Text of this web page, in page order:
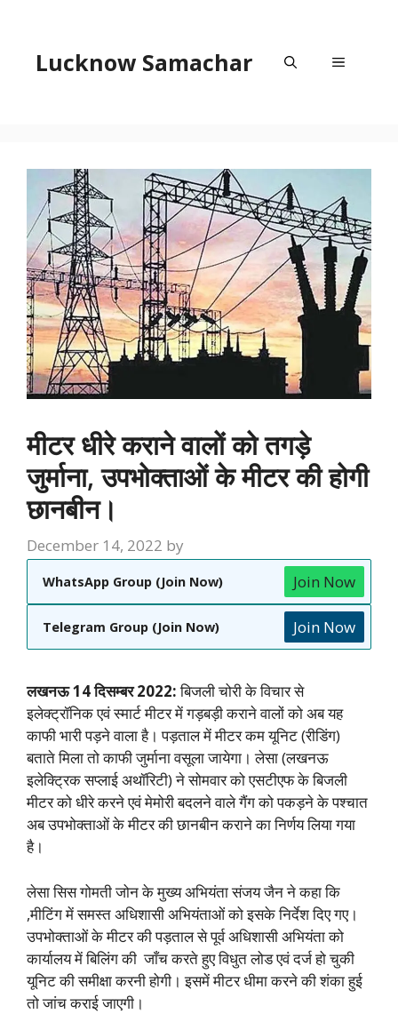
contentLucknow Samachar Menu
मीटर धीरे कराने वालों को तगड़े
जुर्माना, उपभोक्ताओं के मीटर की होगी
छानबीन।
December 14, 2022 by
WhatsApp Group (Join Now) Join Now
Telegram Group (Join Now) Join Now
लखनऊ 14 दिसम्बर 2022:बिजली चोरी के विचार से
इलेक्ट्रॉनिक एवं स्मार्ट मीटर में गड़बड़ी कराने वालों को अब यह
काफी भारी पड़ने वाला है। पड़ताल में मीटर कम यूनिट (रीडिंग)
बताते मिला तो काफी जुर्माना वसूला जायेगा। लेसा (लखनऊ
इलेक्ट्रिक सप्लाई अथॉरिटी) ने सोमवार को एसटीएफ के बिजली
मीटर को धीरे करने एवं मेमोरी बदलने वाले गैंग को पकड़ने के पश्चात
अब उपभोक्ताओं के मीटर की छानबीन कराने का निर्णय लिया गया
है।
लेसा सिस गोमती जोन के मुख्य अभियंता संजय जैन ने कहा कि
,मीटिंग में समस्त अधिशासी अभियंताओं को इसके निर्देश दिए गए।
उपभोक्ताओं के मीटर की पड़ताल से पूर्व अधिशासी अभियंता को
कार्यालय में बिलिंग की जाँच करते हुए विधुत लोड एवं दर्ज हो चुकी
यूनिट की समीक्षा करनी होगी। इसमें मीटर धीमा करने की शंका हुई
तो जांच कराई जाएगी।